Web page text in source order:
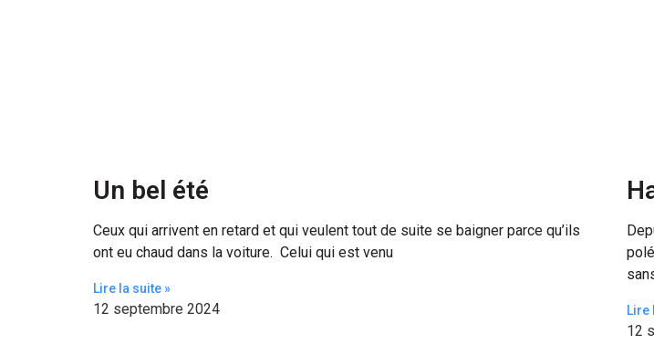
Un bel été
Ceux qui arrivent en retard et qui veulent tout de suite se baigner parce qu’ils
ont eu chaud dans la voiture. Celui qui est venu
Lire la suite »
12 septembre 2024 Lire
12